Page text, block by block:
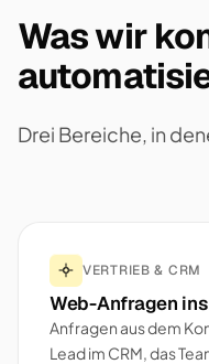
Was wir
Drei Bereiche, in
VERTRIEB & CRM
Web-Anfragen ins
Anfragen aus dem
Lead im CRM, das